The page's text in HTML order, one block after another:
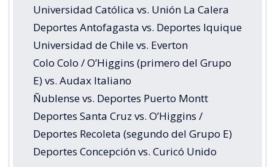
Universidad Católica vs. Unión La Calera
Deportes Antofagasta vs. Deportes Iquique
Universidad de Chile vs. Everton
Colo Colo / O’Higgins (primero del Grupo
E) vs. Audax Italiano
Ñublense vs. Deportes Puerto Montt
Deportes Santa Cruz vs. O’Higgins /
Deportes Recoleta (segundo del Grupo E)
Deportes Concepción vs. Curicó Unido